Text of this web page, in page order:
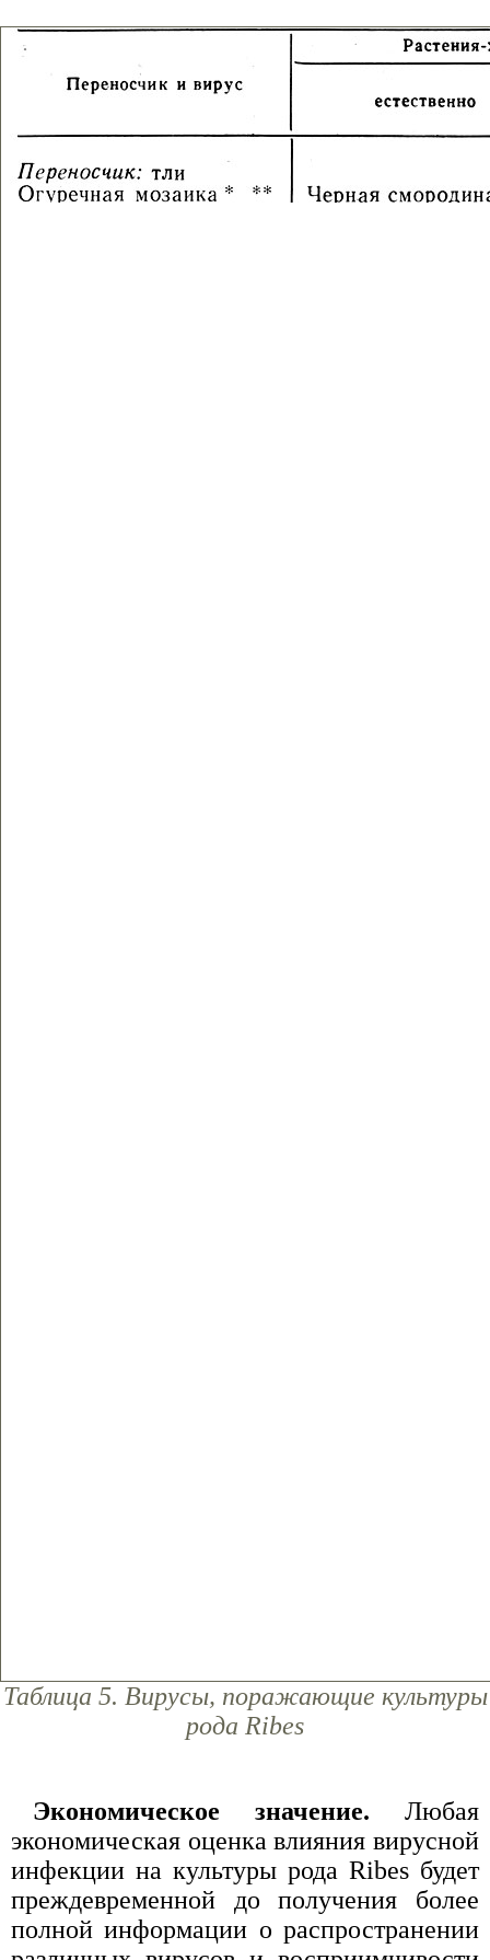
Таблица 5. Вирусы, поражающие культуры
рода Ribes
Экономическое значение. Любая
экономическая оценка влияния вирусной
инфекции на культуры рода Ribes будет
преждевременной до получения более
полной информации о распространении